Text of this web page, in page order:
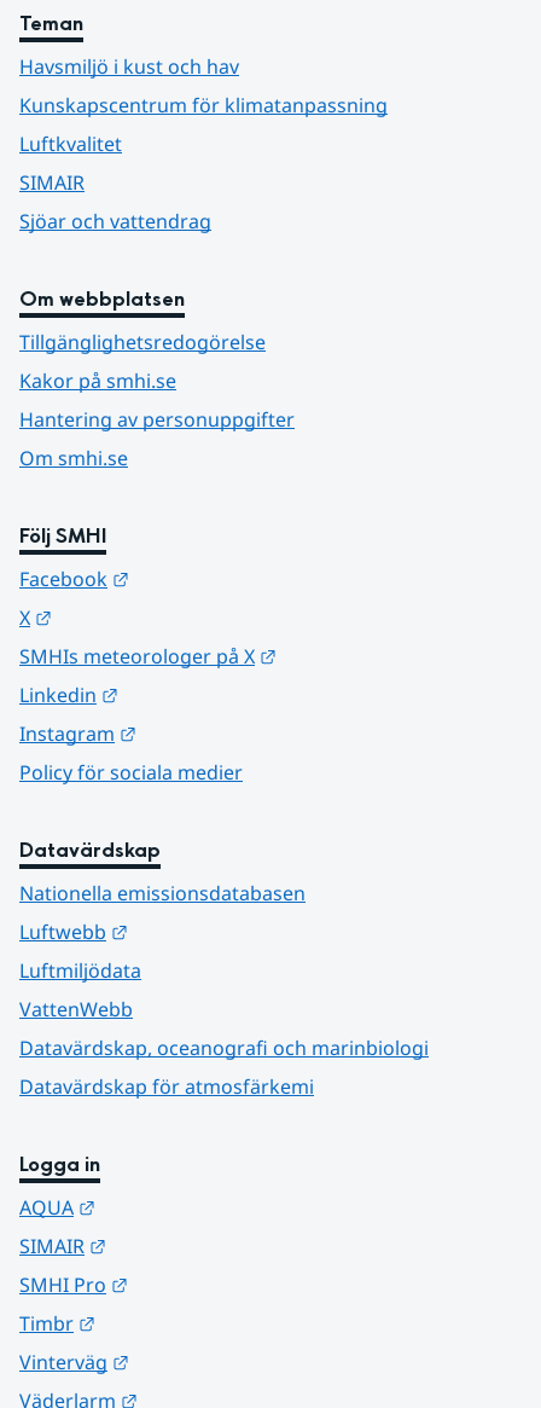
Teman
Havsmiljö i kust och hav
Kunskapscentrum för klimatanpassning
Luftkvalitet
SIMAIR
Sjöar och vattendrag
Om webbplatsen
Tillgänglighetsredogörelse
Kakor på smhi.se
Hantering av personuppgifter
Om smhi.se
Följ SMHI
Facebook
X
SMHIs meteorologer på X
Linkedin
Instagram
Policy för sociala medier
Datavärdskap
Nationella emissionsdatabasen
Luftwebb
Luftmiljödata
VattenWebb
Datavärdskap, oceanografi och marinbiologi
Datavärdskap för atmosfärkemi
Logga in
AQUA
SIMAIR
SMHI Pro
Timbr
Vinterväg
Väderlarm